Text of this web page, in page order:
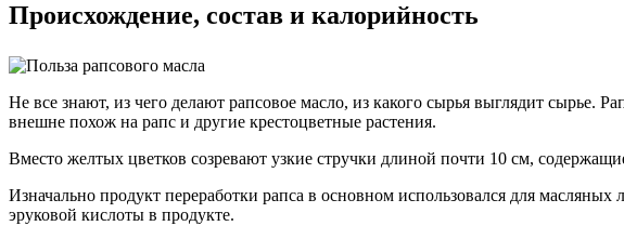
Происхождение, состав и калорийность
Не все знают, из чего делают рапсовое масло, из какого сырья выглядит сырье.
внешне похож на рапс и другие крестоцветные растения.
Вместо желтых цветков созревают узкие стручки длиной почти 10 см,
Изначально продукт переработки рапса в основном использовался для
эруковой кислоты в продукте.